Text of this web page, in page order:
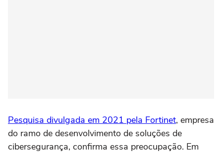
Pesquisa divulgada em 2021 pela Fortinet, empresa
do ramo de desenvolvimento de soluções de
cibersegurança, confirma essa preocupação. Em